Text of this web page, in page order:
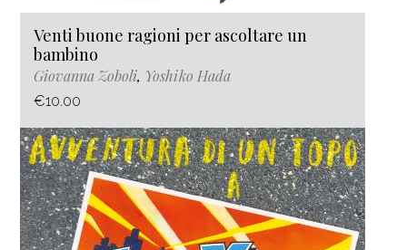
Venti buone ragioni per ascoltare un
bambino
Giovanna Zoboli, Yoshiko Hada
€10.00